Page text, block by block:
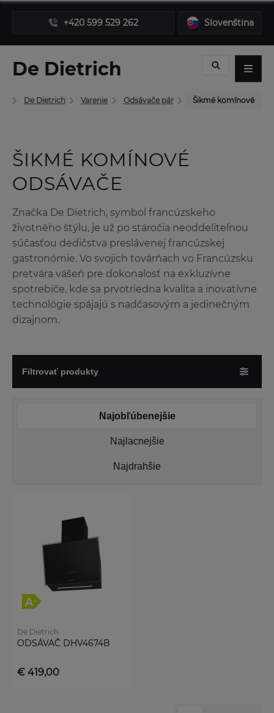
+420 599 529 262 Slovenština
De Dietrich
De Dietrich Varenie Odsávače pár Šikmé komínové
ŠIKMÉ KOMÍNOVÉ
ODSÁVAČE
Značka De Dietrich, symbol francúzskeho
životného štýlu, je už po stáročia neoddeliteľnou
súčasťou dedičstva preslávenej francúzskej
gastronómie. Vo svojich továrňach vo Francúzsku
pretvára vášeň pre dokonalosť na exkluzívne
spotrebiče, kde sa prvotriedna kvalita a inovatívne
technológie spájajú s nadčasovým a jedinečným
dizajnom.
Filtrovať produkty
Najobľúbenejšie
Najlacnejšie
Najdrahšie
De Dietrich
ODSÁVAČ DHV4674B
€ 419,00